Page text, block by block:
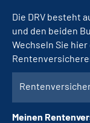
Die DRV besteht
und den beiden
Wechseln Sie
Meinen